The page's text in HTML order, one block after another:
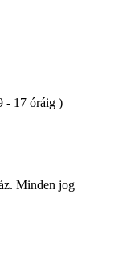
- 17 óráig )
Minden jog